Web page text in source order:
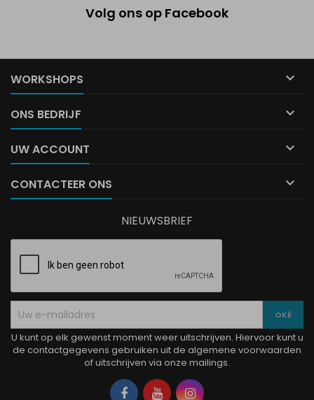
Volg ons op Facebook
WORKSHOPS 
ONS BEDRIJF 
UW ACCOUNT 
CONTACTEER ONS 
NIEUWSBRIEF
U kunt op elk gewenst moment weer uitschrijven. Hiervoor kunt u
de contactgegevens gebruiken uit de algemene voorwaarden
of uitschrijven via onze mailings.
Facebook
YouTubeInstagram